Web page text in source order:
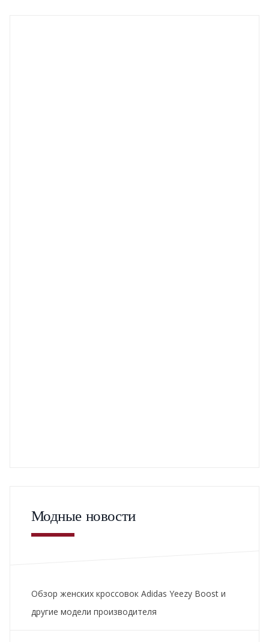
Модные новости
Обзор женских кроссовок Adidas Yeezy Boost и
другие модели производителя